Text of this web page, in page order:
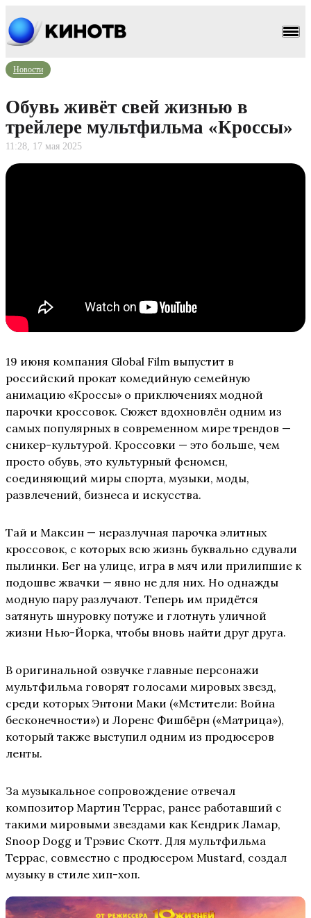
Новости
Обувь живёт свей жизнью в
трейлере мультфильма «Кроссы»
11:28, 17 мая 2025
19 июня компания Global Film выпустит в
российский прокат комедийную семейную
анимацию «Кроссы» о приключениях модной
парочки кроссовок. Сюжет вдохновлён одним из
самых популярных в современном мире трендов —
сникер-культурой. Кроссовки — это больше, чем
просто обувь, это культурный феномен,
соединяющий миры спорта, музыки, моды,
развлечений, бизнеса и искусства.
Тай и Максин — неразлучная парочка элитных
кроссовок, с которых всю жизнь буквально сдували
пылинки. Бег на улице, игра в мяч или прилипшие к
подошве жвачки — явно не для них. Но однажды
модную пару разлучают. Теперь им придётся
затянуть шнуровку потуже и глотнуть уличной
жизни Нью-Йорка, чтобы вновь найти друг друга.
В оригинальной озвучке главные персонажи
мультфильма говорят голосами мировых звезд,
среди которых Энтони Маки («Мстители: Война
бесконечности») и Лоренс Фишбёрн («Матрица»),
который также выступил одним из продюсеров
ленты.
За музыкальное сопровождение отвечал
композитор Мартин Террас, ранее работавший с
такими мировыми звездами как Кендрик Ламар,
Snoop Dogg и Трэвис Скотт. Для мультфильма
Террас, совместно с продюсером Mustard, создал
музыку в стиле хип-хоп.